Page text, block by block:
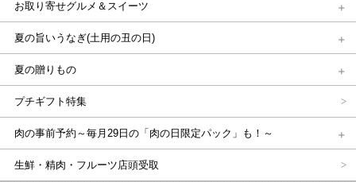
お取り寄せグルメ＆スイーツ
夏の旨いうなぎ(土用の丑の日)
夏の贈りもの
プチギフト特集
肉の事前予約～毎月29日の「肉の日限定パック」も！～
生鮮・精肉・フルーツ店頭受取